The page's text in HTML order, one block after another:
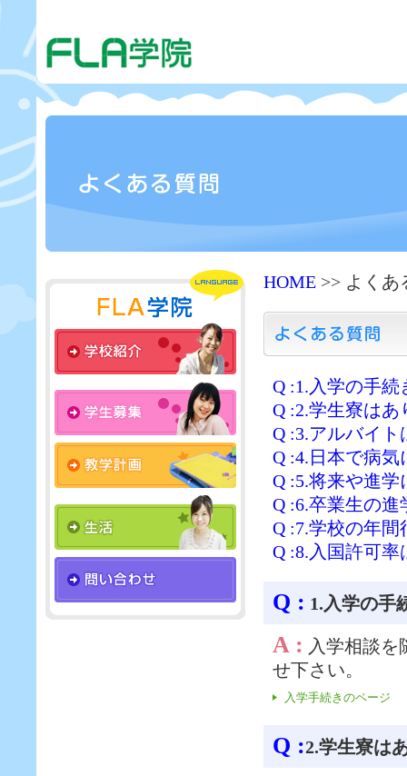
HOME >> よくあ
Q :1.入学の手
Q :2.学生寮はあ
Q :3.アルバイ
Q :4.日本で病
Q :5.将来や進
Q :6.卒業生の
Q :7.学校の年
Q :8.入国許可
Q : 1.入学の手
A : 入学相談
せ下さい。
入学手続きのページ
Q :2.学生寮は